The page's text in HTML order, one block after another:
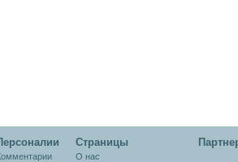
Cтраницы
О нас